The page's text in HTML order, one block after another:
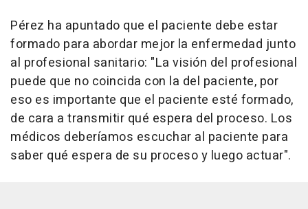
Pérez ha apuntado que el paciente debe estar
formado para abordar mejor la enfermedad junto
al profesional sanitario: "La visión del profesional
puede que no coincida con la del paciente, por
eso es importante que el paciente esté formado,
de cara a transmitir qué espera del proceso. Los
médicos deberíamos escuchar al paciente para
saber qué espera de su proceso y luego actuar".